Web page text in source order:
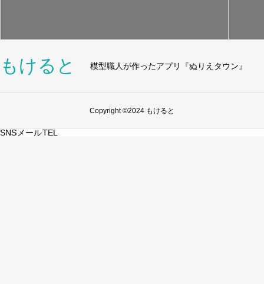
もけると 模型職人が作ったアプリ『ぬりえタウン』
Copyright ©2024 もけると
SNS メールTEL